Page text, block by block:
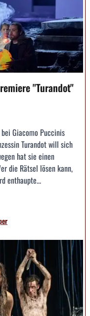
"Turandot"
Giacomo Puccinis
Turandot will sich
hat sie einen
die Rätsel lösen kann,
enthaupte...